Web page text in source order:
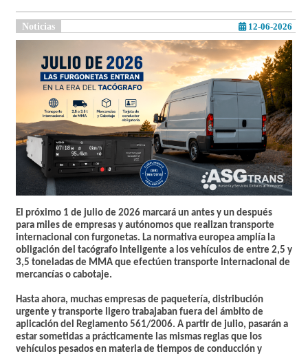
Noticias 12-06-2026
El próximo 1 de julio de 2026 marcará un antes y un después
para miles de empresas y autónomos que realizan transporte
internacional con furgonetas. La normativa europea amplía la
obligación del tacógrafo inteligente a los vehículos de entre 2,5 y
3,5 toneladas de MMA que efectúen transporte internacional de
mercancías o cabotaje.
Hasta ahora, muchas empresas de paquetería, distribución
urgente y transporte ligero trabajaban fuera del ámbito de
aplicación del Reglamento 561/2006. A partir de julio, pasarán a
estar sometidas a prácticamente las mismas reglas que los
vehículos pesados en materia de tiempos de conducción y